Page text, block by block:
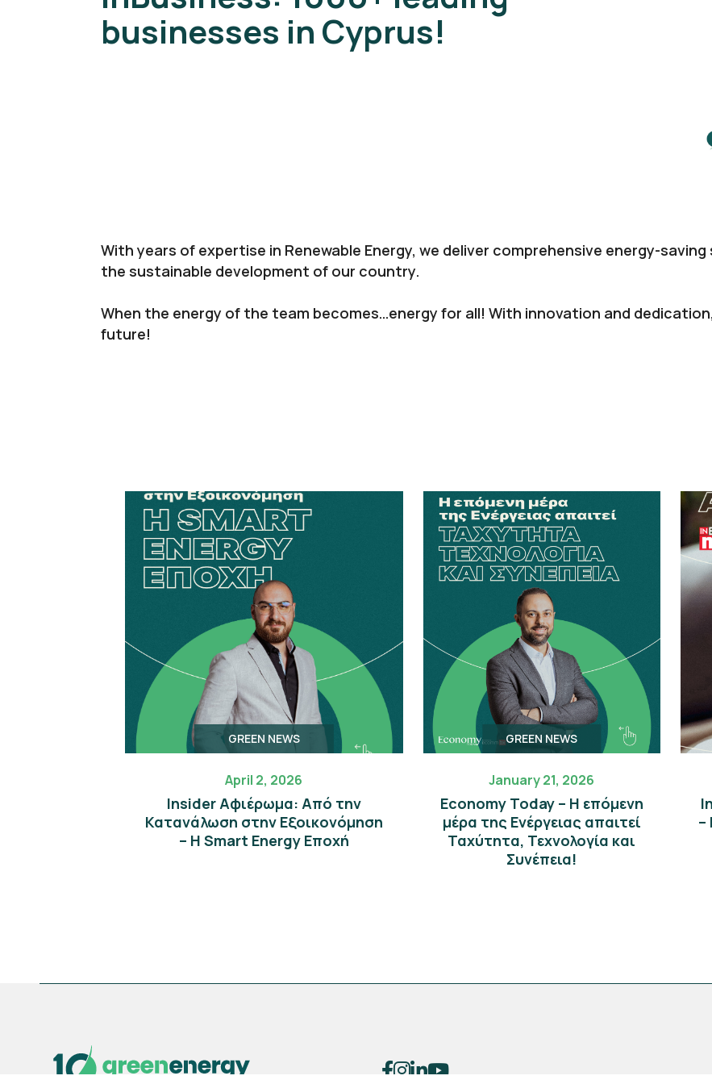
businesses in Cyprus!
With years of expertise in Renewable Energy, we deliver comprehensive energy-
the sustainable development of our country.
When the energy of the team becomes…energy for all! With innovation and
future!
GREEN NEWS
April 2, 2026
Insider Αφιέρωμα: Από την
Κατανάλωση στην Εξοικονόμηση
– Η Smart Energy Εποχή
GREEN NEWS
January 21, 2026
Economy Today – Η επόμενη
μέρα της Eνέργειας απαιτεί
Ταχύτητα, Τεχνολογία και
Συνέπεια!
–